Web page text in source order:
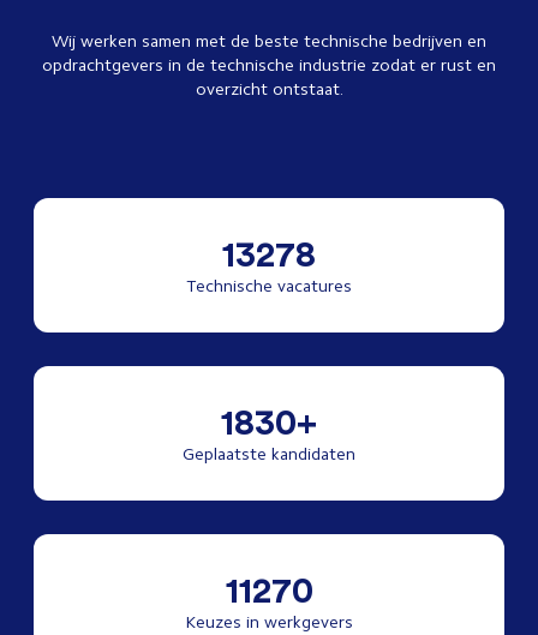
Wij werken samen met de beste technische bedrijven en
opdrachtgevers in de technische industrie zodat er rust en
overzicht ontstaat.
13278
Technische vacatures
1830+
Geplaatste kandidaten
11270
Keuzes in werkgevers